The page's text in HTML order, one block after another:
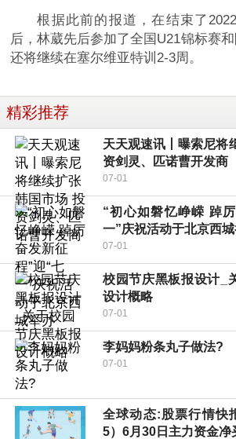
根据此前的报道，在结束了
后，林葳先后参加了全国U21锦标赛
还将继续在塞尔维亚特训2-3周。
精彩推荐
天天观速讯丨曝索尼将
资剑灵、匹诺曹开发商
07-01
“初心如磐忆峥嵘 踔
一”庆祝活动于北京西
07-01
校园节庆黑板报设计_
设计概略
07-01
李妈妈粉条丸子做法?
07-01
全球动态:股票行情快
5）6月30日主力资金净